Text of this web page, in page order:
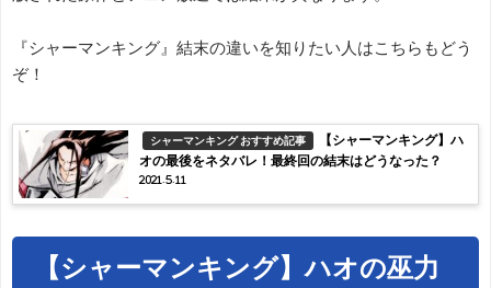
『シャーマンキング』結末の違いを知りたい人はこちらもどう
ぞ！
シャーマンキング おすすめ記事
【シャーマンキング】ハ
オの最後をネタバレ！最終回の結末はどうなった？
2021.5.11
【シャーマンキング】ハオの巫力